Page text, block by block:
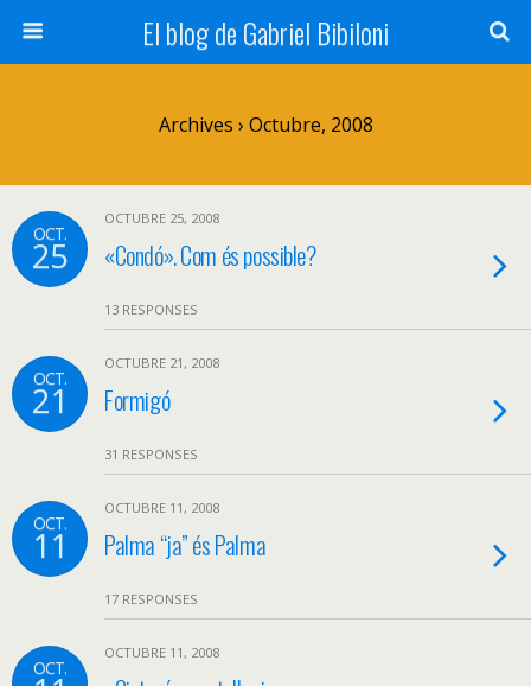
El blog de Gabriel Bibiloni
Archives › Octubre, 2008
OCT.
25
OCTUBRE 25, 2008
«Condó». Com és possible?
13 RESPONSES
OCT.
21
OCTUBRE 21, 2008
Formigó
31 RESPONSES
OCT.
11
OCTUBRE 11, 2008
Palma “ja” és Palma
17 RESPONSES
OCT.
OCTUBRE 11, 2008